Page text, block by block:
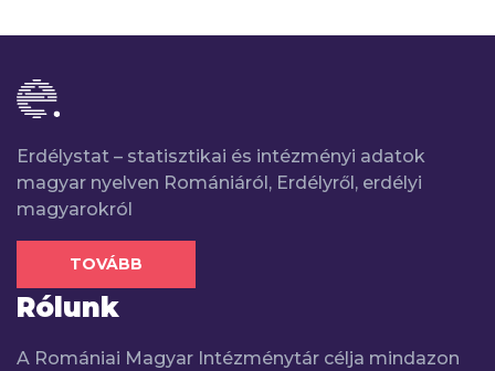
Erdélystat – statisztikai és intézményi adatok
magyar nyelven Romániáról, Erdélyről, erdélyi
magyarokról
TOVÁBB
Rólunk
A Romániai Magyar Intézménytár célja mindazon